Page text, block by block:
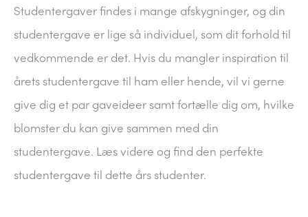
Studentergaver findes i mange afskygninger, og din
studentergave er lige så individuel, som dit forhold til
vedkommende er det. Hvis du mangler inspiration til
årets studentergave til ham eller hende, vil vi gerne
give dig et par gaveideer samt fortælle dig om, hvilke
blomster du kan give sammen med din
studentergave. Læs videre og find den perfekte
studentergave til dette års studenter.